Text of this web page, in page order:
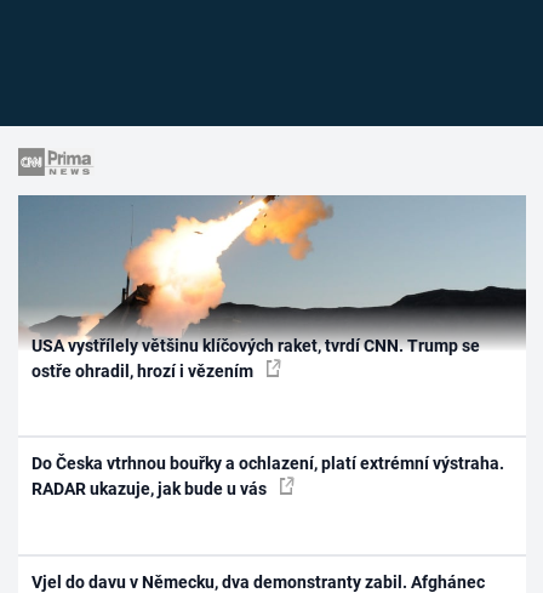
USA vystřílely většinu klíčových raket, tvrdí CNN. Trump se
ostře ohradil, hrozí i vězením
Do Česka vtrhnou bouřky a ochlazení, platí extrémní výstraha.
RADAR ukazuje, jak bude u vás
Vjel do davu v Německu, dva demonstranty zabil. Afghánec